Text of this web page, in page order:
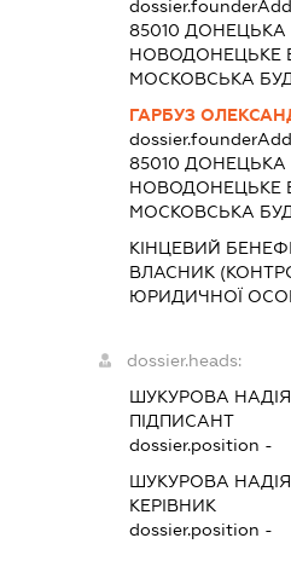
85010 ДОНЕЦЬКА
НОВОДОНЕЦЬКЕ
МОСКОВСЬКА
ГАРБУЗ
85010 ДОНЕЦЬКА
НОВОДОНЕЦЬКЕ
МОСКОВСЬКА
КІНЦЕВИЙ
ВЛАСНИК
ЮРИДИЧНОЇ
dossier.heads:
ШУКУРОВА
ПІДПИСАНТ
dossier.position -
ШУКУРОВА
КЕРІВНИК
dossier.position -